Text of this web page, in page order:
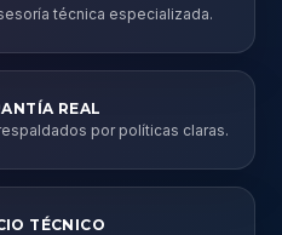
técnica especializada.
REAL
por políticas claras.
TÉCNICO